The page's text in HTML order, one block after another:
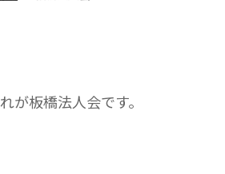
が板橋法人会です。